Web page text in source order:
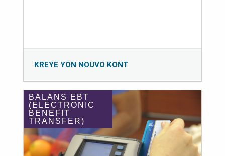
KREYE YON NOUVO KONT
BALANS EBT
(ELECTRONIC
BENEFIT
TRANSFER)